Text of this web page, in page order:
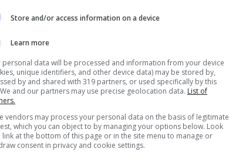
Store and/or access information on a device
Learn more
personal data will be processed and information from your device
unique identifiers, and other device data) may be stored by,
by and shared with 319 partners, or used specifically by this
and our partners may use precise geolocation data. List of
vendors may process your personal data on the basis of legitimate
which you can object to by managing your options below. Look
link at the bottom of this page or in the site menu to manage or
consent in privacy and cookie settings.